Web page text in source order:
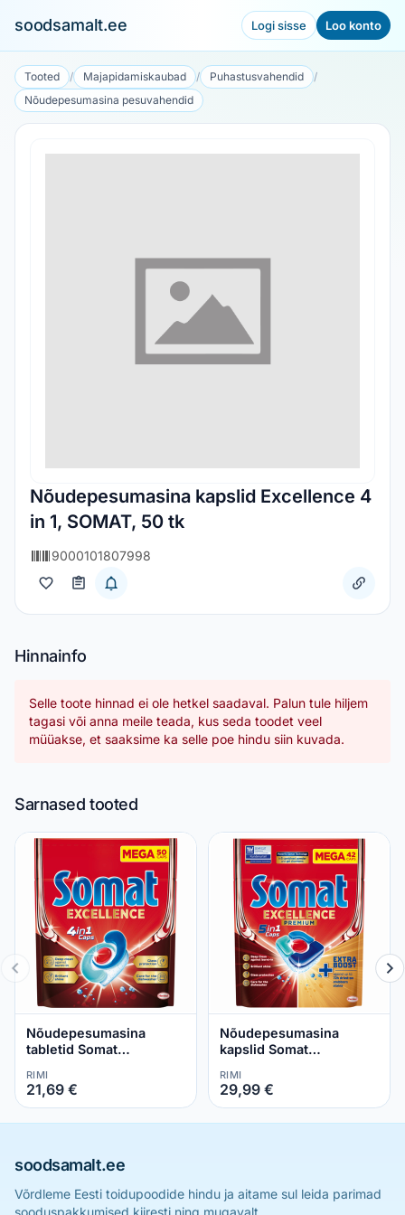
soodsamalt.ee Logi sisse Loo konto
Tooted / Majapidamiskaubad / Puhastusvahendid
/
Nõudepesumasina pesuvahendid
Nõudepesumasina kapslid Excellence 4
in 1, SOMAT, 50 tk
9000101807998
Hinnainfo
Selle toote hinnad ei ole hetkel saadaval. Palun tule hiljem
tagasi või anna meile teada, kus seda toodet veel
müüakse, et saaksime ka selle poe hindu siin kuvada.
Sarnased tooted
Nõudepesumasina
tabletid Somat
RIMI
21,69 €
Nõudepesumasina
kapslid Somat
42tk
RIMI
29,99 €
soodsamalt.ee
Võrdleme Eesti toidupoodide hindu ja aitame sul leida parimad
sooduspakkumised kiiresti ning mugavalt.